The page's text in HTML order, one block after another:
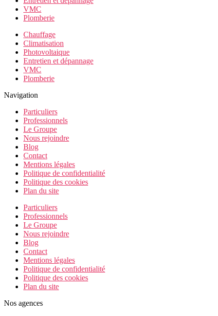
VMC
Plomberie
Chauffage
Climatisation
Photovoltaique
Entretien et dépannage
VMC
Plomberie
Navigation
Particuliers
Professionnels
Le Groupe
Nous rejoindre
Blog
Contact
Mentions légales
Politique de confidentialité
Politique des cookies
Plan du site
Particuliers
Professionnels
Le Groupe
Nous rejoindre
Blog
Contact
Mentions légales
Politique de confidentialité
Politique des cookies
Plan du site
Nos agences